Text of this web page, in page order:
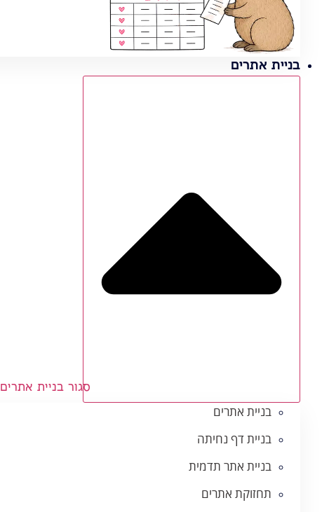
בניית אתרים
סגור בניית אתרים
בניית אתרים
בניית דף נחיתה
בניית אתר תדמית
תחזוקת אתרים